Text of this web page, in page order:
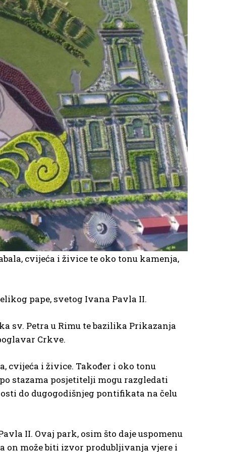
cvijeća i živice te oko tonu kamenja,
pape, svetog Ivana Pavla II.
sv. Petra u Rimu te bazilika Prikazanja
Crkve.
cvijeća i živice. Također i oko tonu
stazama posjetitelji mogu razgledati
do dugogodišnjeg pontifikata na čelu
II. Ovaj park, osim što daje uspomenu
on može biti izvor produbljivanja vjere i